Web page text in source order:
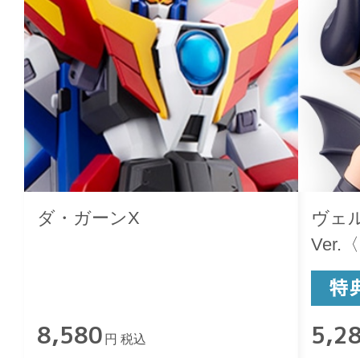
ダ・ガーンX
8,580 円 税込
ヴェ
Ver.
Ver.〉